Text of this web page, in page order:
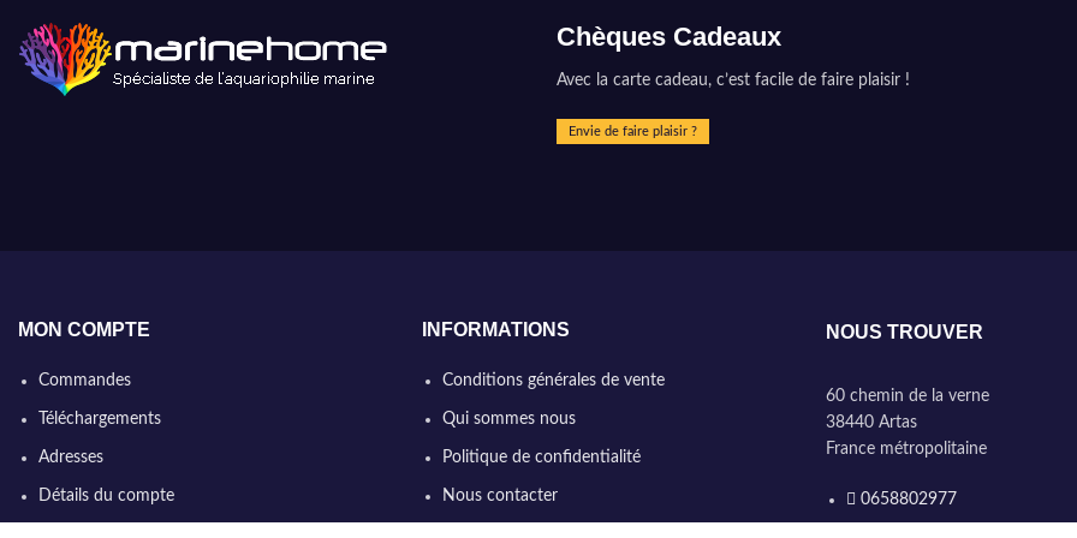
Chèques Cadeaux
Avec la carte cadeau, c’est facile de faire plaisir !
Envie de faire plaisir ?
MON COMPTE
Commandes
Téléchargements
Adresses
Détails du compte
INFORMATIONS
Conditions générales de vente
Qui sommes nous
Politique de confidentialité
Nous contacter
NOUS TROUVER
60 chemin de la verne
38440 Artas
France métropolitaine
0658802977